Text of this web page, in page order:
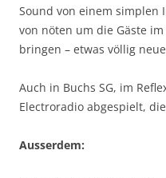
Sound von einem simplen
von nöten um die Gäste
bringen – etwas völlig
Auch in Buchs SG, im
Electroradio abgespielt,
Ausserdem: